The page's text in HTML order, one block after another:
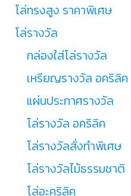
โล่ทรงสูง ราคาพิเศษ
โล่รางวัล
กล่องใส่โล่รางวัล
เหรียญรางวัล อคริลิค
แผ่นประกาศรางวัล
โล่รางวัล อคริลิค
โล่รางวัลสั่งทำพิเศษ
โล่รางวัลไม้ธรรมชาติ
โล่อะคริลิค